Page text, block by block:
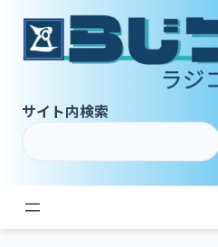
サイト内検索